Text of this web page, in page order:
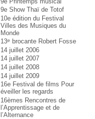
9e Show Thaï de Totof
10e édition du Festival
Villes des Musiques du
Monde
13e
brocante Robert Fosse
14 juillet 2006
14 juillet 2007
14 juillet 2008
14 juillet 2009
16e Festival de films Pour
éveiller les regards
16èmes Rencontres de
l’Apprentissage et de
l’Alternance